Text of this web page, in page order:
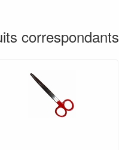
correspondants